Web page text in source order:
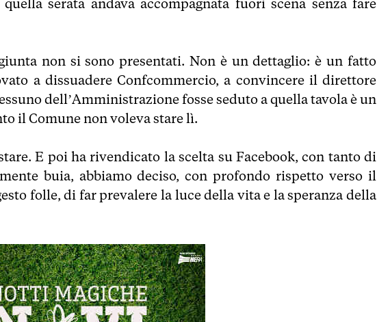
serata andava accompagnata fuori scena senza fare
non si sono presentati. Non è un dettaglio: è un fatto
a dissuadere Confcommercio, a convincere il direttore
dell’Amministrazione fosse seduto a quella tavola è un
il Comune non voleva stare lì.
E poi ha rivendicato la scelta su Facebook, con tanto di
buia, abbiamo deciso, con profondo rispetto verso il
folle, di far prevalere la luce della vita e la speranza della